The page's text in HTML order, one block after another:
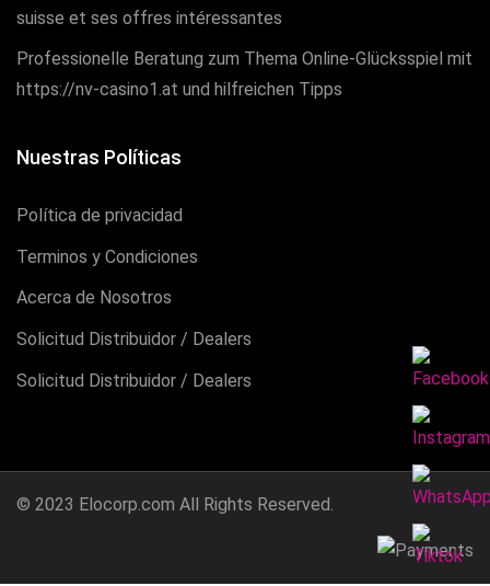
suisse et ses offres intéressantes
Professionelle Beratung zum Thema Online-Glücksspiel mit
https://nv-casino1.at und hilfreichen Tipps
Nuestras Políticas
Política de privacidad
Terminos y Condiciones
Acerca de Nosotros
Solicitud Distribuidor / Dealers
Solicitud Distribuidor / Dealers
© 2023 Elocorp.com All Rights Reserved.